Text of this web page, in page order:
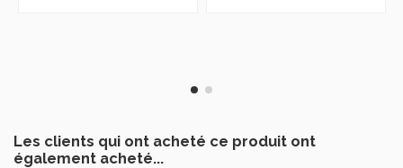
Les clients qui ont acheté ce produit ont
également acheté...